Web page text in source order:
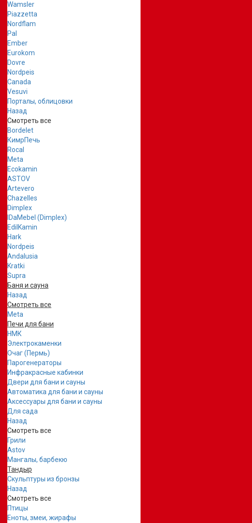
Wamsler
Piazzetta
Nordflam
Pal
Ember
Eurokom
Dovre
Nordpeis
Canada
Vesuvi
Порталы, облицовки
Назад
Смотреть все
Bordelet
КимрПечь
Rocal
Meta
Ecokamin
ASTOV
Artevero
Chazelles
Dimplex
IDaMebel (Dimplex)
EdilKamin
Hark
Nordpeis
Andalusia
Kratki
Supra
Баня и сауна
Назад
Смотреть все
Meta
Печи для бани
НМК
Электрокаменки
Очаг (Пермь)
Парогенераторы
Инфракрасные кабинки
Двери для бани и сауны
Автоматика для бани и сауны
Аксессуары для бани и сауны
Для сада
Назад
Смотреть все
Грили
Astov
Мангалы, барбекю
Тандыр
Скульптуры из бронзы
Назад
Смотреть все
Птицы
Еноты, змеи, жирафы